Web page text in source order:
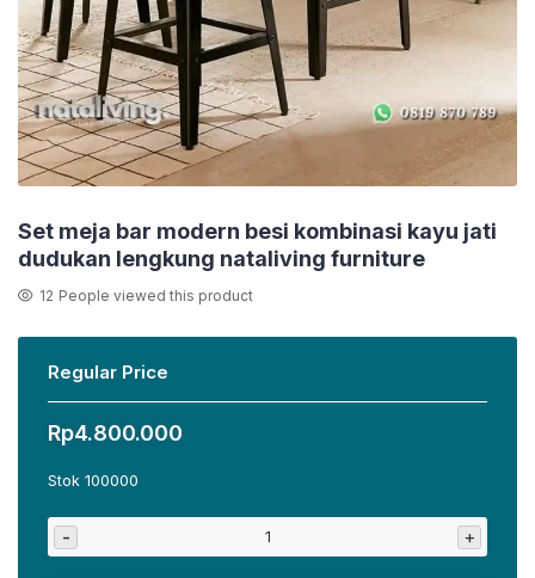
Set meja bar modern besi kombinasi kayu jati
dudukan lengkung nataliving furniture
12 People viewed this product
Regular Price
Rp4.800.000
Stok 100000
- +